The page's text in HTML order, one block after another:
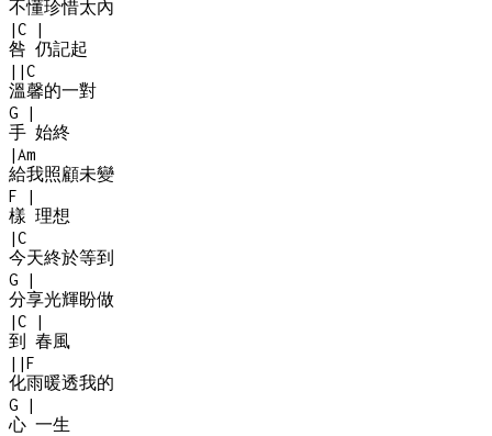
不懂珍惜太內
|C
|
咎 仍記起
| |C
溫馨的一對
G
|
手 始終
|Am
給我照顧未變
F
|
樣 理想
|C
今天終於等到
G
|
分享光輝盼做
|C
|
到 春風
| |F
化雨暖透我的
G
|
心 一生